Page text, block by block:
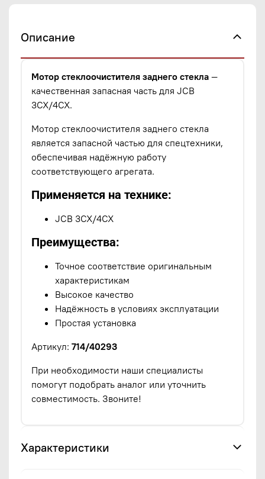
Описание
Мотор стеклоочистителя заднего стекла —
качественная запасная часть для JCB
3CX/4CX.
Мотор стеклоочистителя заднего стекла
является запасной частью для спецтехники,
обеспечивая надёжную работу
соответствующего агрегата.
Применяется на технике:
JCB 3CX/4CX
Преимущества:
Точное соответствие оригинальным
характеристикам
Высокое качество
Надёжность в условиях эксплуатации
Простая установка
Артикул: 714/40293
При необходимости наши специалисты
помогут подобрать аналог или уточнить
совместимость. Звоните!
Характеристики